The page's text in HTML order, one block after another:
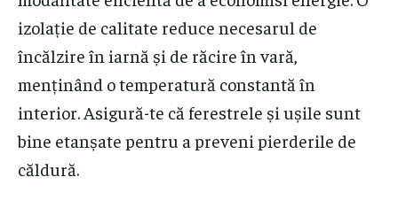
izolație de calitate reduce necesarul de
încălzire în iarnă și de răcire în vară,
menținând o temperatură constantă în
interior. Asigură-te că ferestrele și ușile sunt
bine etanșate pentru a preveni pierderile de
căldură.